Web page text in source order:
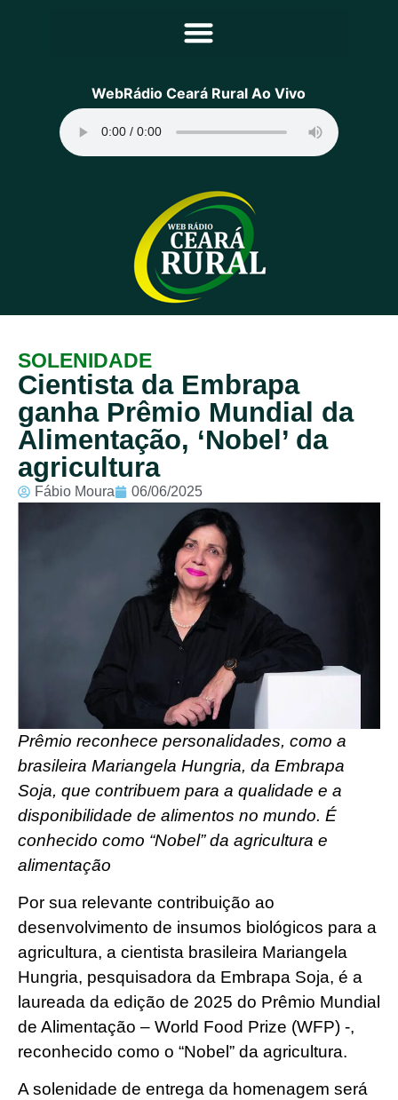
Principal
Programação
Equipe
Contato
Sobre
WebRádio Ceará Rural Ao Vivo
SOLENIDADE
Cientista da Embrapa
ganha Prêmio Mundial da
Alimentação, ‘Nobel’ da
agricultura
Fábio Moura 06/06/2025
Prêmio reconhece personalidades, como a
brasileira Mariangela Hungria, da Embrapa
Soja, que contribuem para a qualidade e a
disponibilidade de alimentos no mundo. É
conhecido como “Nobel” da agricultura e
alimentação
Por sua relevante contribuição ao
desenvolvimento de insumos biológicos para a
agricultura, a cientista brasileira Mariangela
Hungria, pesquisadora da Embrapa Soja, é a
laureada da edição de 2025 do Prêmio Mundial
de Alimentação – World Food Prize (WFP) -,
reconhecido como o “Nobel” da agricultura.
A solenidade de entrega da homenagem será